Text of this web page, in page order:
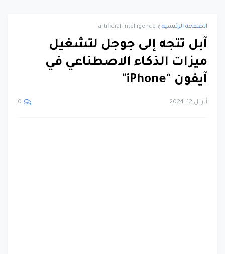
الصفحة الرئيسية artificial-intelligence
آبل تتجه إلى جوجل لتشغيل
ميزات الذكاء الاصطناعي في
آيفون "iPhone"
أبريل 12, 2024 0